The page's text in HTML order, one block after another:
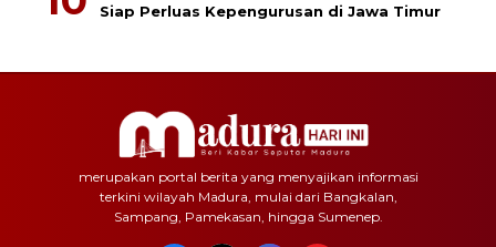
Siap Perluas Kepengurusan di Jawa Timur
merupakan portal berita yang menyajikan informasi
terkini wilayah Madura, mulai dari Bangkalan,
Sampang, Pamekasan, hingga Sumenep.